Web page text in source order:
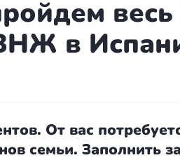
весь
в
От вас
семьи. Заполнить